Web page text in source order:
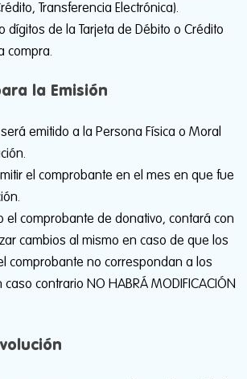
Transferencia Electrónica).
dígitos de la Tarjeta de Débito o Crédito
compra.
la Emisión
emitido a la Persona Física o Moral
el comprobante en el mes en que fue
el comprobante de donativo, contará con
cambios al mismo en caso de que los
comprobante no correspondan a los
contrario NO HABRÁ MODIFICACIÓN